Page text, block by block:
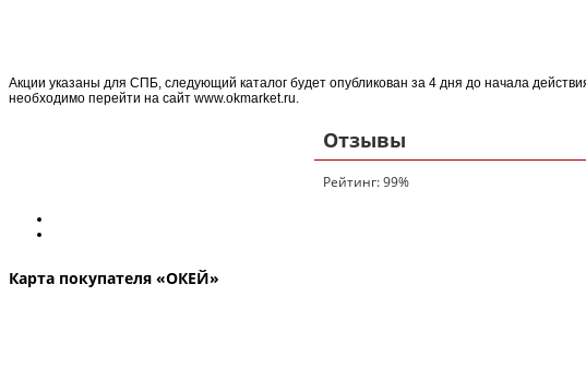
Акции указаны для СПБ, следующий каталог будет опубликован за 4 дня до начала
необходимо перейти на сайт www.okmarket.ru.
Отзывы
Рейтинг:99%
Карта покупателя «ОКЕЙ»